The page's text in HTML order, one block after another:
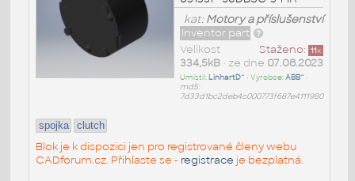
kat:Motory a příslušenství
Inventor part
Staženo: 11x
Velikost
334,5kB• ze dne 07.08.2023
Umístil: LinhartD^ • Výrobce:ABB^ •
md5:
7d33d1bc2deb4c000773f687e4111980
spojka clutch
Blok je k dispozici jen pro registrované členy webu
CADforum.cz. Přihlaste se - registrace je bezplatná.